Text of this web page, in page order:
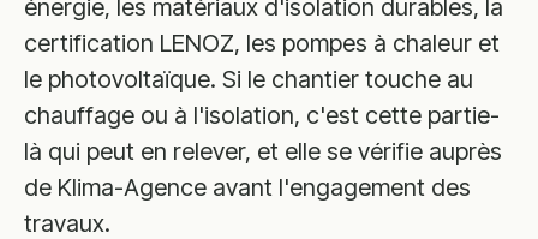
énergie, les matériaux d'isolation durables, la
certification LENOZ, les pompes à chaleur et
le photovoltaïque. Si le chantier touche au
chauffage ou à l'isolation, c'est cette partie-
là qui peut en relever, et elle se vérifie auprès
de Klima-Agence avant l'engagement des
travaux.